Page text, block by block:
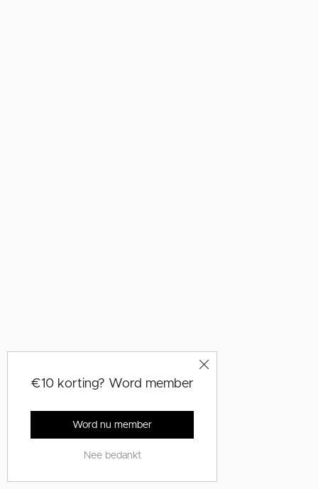
€10 korting? Word member
Word nu member
Nee bedankt